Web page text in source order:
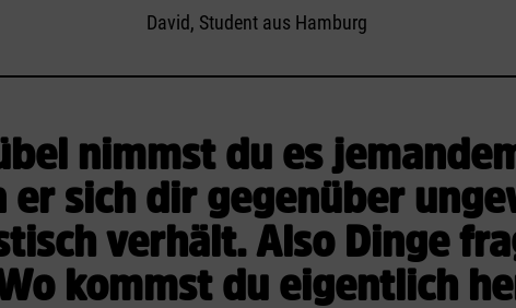
David, Student aus Hamburg
nimmst du es
er sich dir gegenüber
verhält. Also Dinge
kommst du eigentlich